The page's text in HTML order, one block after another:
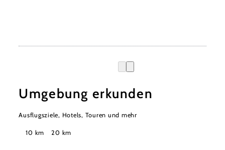
Umgebung erkunden
Ausflugsziele, Hotels, Touren und mehr
Suchradius
10 km 20 km